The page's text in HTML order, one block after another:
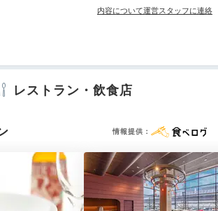
歩き疲れたら、夜は大きなバスタブに
ドリーもあるので、連泊の際も安心で
チン 電子レンジ 電気ポット 加湿器
確認が取れている情報を表示しています。
内容について運営スタッフに連絡
レストラン・飲食店
情報提供：